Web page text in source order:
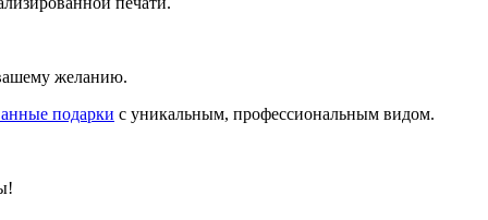
желанию.
подарки с уникальным, профессиональным видом.